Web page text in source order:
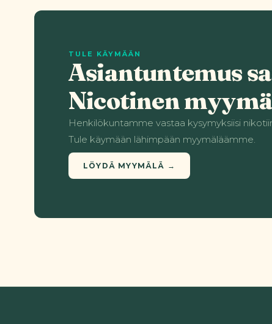
TULE KÄYMÄÄN
Asiantuntemus
Nicotinen
Henkilökuntamme vastaa kysymyksiisi
Tule käymään lähimpään myymäläämme.
LÖYDÄ MYYMÄLÄ →